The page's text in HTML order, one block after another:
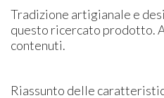
Tradizione artigianale e
questo ricercato prodotto.
contenuti.
Riassunto delle